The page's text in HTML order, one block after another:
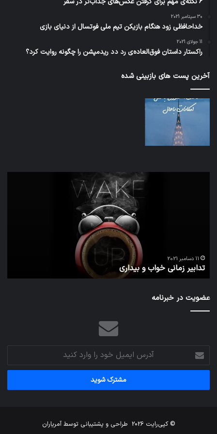
30 سپتامبر 2021
خداحافظی زود هنگام بازیکن تیم ملی فوتسال از دنیای بازی
11 جولای 2021
راکستار داستان فوق‌العاده‌ی رد دد ریدمپشن را چگونه روایت کرد؟
آخرین پست های بازبینی شده
11 دسامبر 2021
تدابیر زمانی خواب و بیداری
عضویت در خبرنامه
آدرس
ایمیل
خود
وارد
© کپی‌رایت 2026 طراحی و پشتیبانی توسطآمریاران